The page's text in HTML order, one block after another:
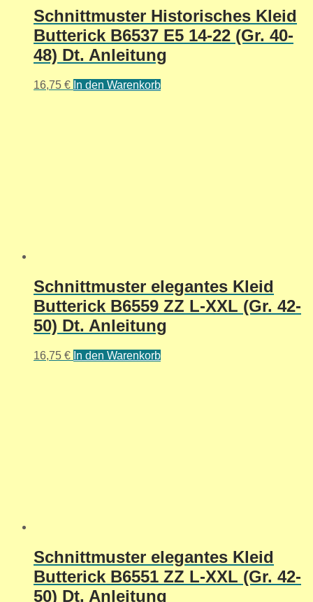
Schnittmuster Historisches Kleid
Butterick B6537 E5 14-22 (Gr. 40-
48) Dt. Anleitung
16,75 € In den Warenkorb
Schnittmuster elegantes Kleid
Butterick B6559 ZZ L-XXL (Gr. 42-
50) Dt. Anleitung
16,75 € In den Warenkorb
Schnittmuster elegantes Kleid
Butterick B6551 ZZ L-XXL (Gr. 42-
50) Dt. Anleitung